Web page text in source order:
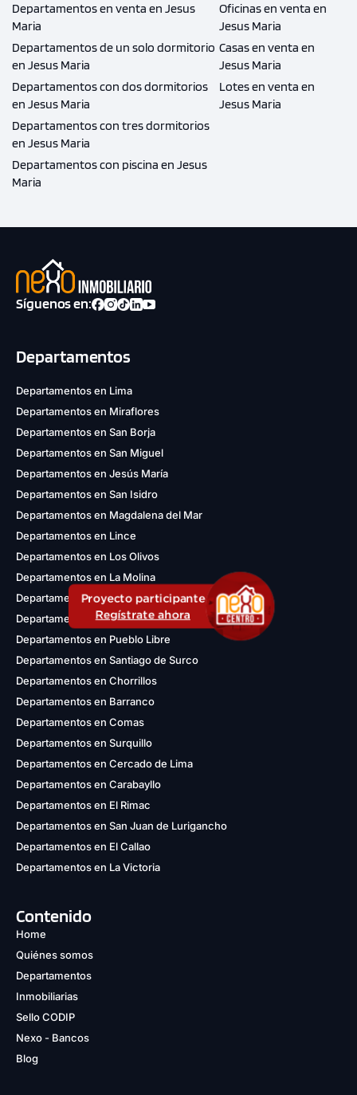
Proyecto participante
Regístrate ahora
Departamentos en venta en Jesus
Maria
Departamentos de un solo dormitorio
en Jesus Maria
Departamentos con dos dormitorios
en Jesus Maria
Departamentos con tres dormitorios
en Jesus Maria
Departamentos con piscina en Jesus
Maria
Oficinas en venta en
Jesus Maria
Casas en venta en
Jesus Maria
Lotes en venta en
Jesus Maria
Síguenos en:
Departamentos
Departamentos en Lima
Departamentos en Miraflores
Departamentos en San Borja
Departamentos en San Miguel
Departamentos en Jesús María
Departamentos en San Isidro
Departamentos en Magdalena del Mar
Departamentos en Lince
Departamentos en Los Olivos
Departamentos en La Molina
Departamentos en San Martín de Porres
Departamentos en Ate
Departamentos en Pueblo Libre
Departamentos en Santiago de Surco
Departamentos en Chorrillos
Departamentos en Barranco
Departamentos en Comas
Departamentos en Surquillo
Departamentos en Cercado de Lima
Departamentos en Carabayllo
Departamentos en El Rimac
Departamentos en San Juan de Lurigancho
Departamentos en El Callao
Departamentos en La Victoria
Contenido
Home
Quiénes somos
Departamentos
Inmobiliarias
Sello CODIP
Nexo - Bancos
Blog